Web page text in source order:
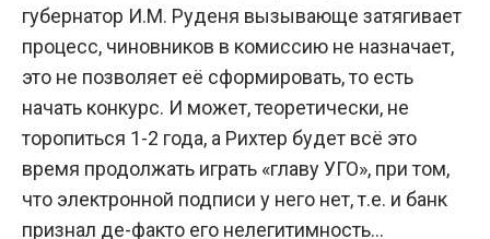
губернатор И.М. Руденя вызывающе затягивает
процесс, чиновников в комиссию не назначает,
это не позволяет её сформировать, то есть
начать конкурс. И может, теоретически, не
торопиться 1-2 года, а Рихтер будет всё это
время продолжать играть «главу УГО», при том,
что электронной подписи у него нет, т.е. и банк
признал де-факто его нелегитимность…